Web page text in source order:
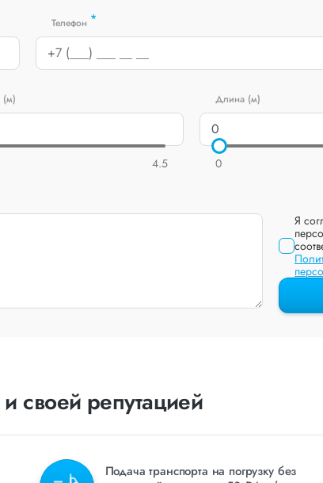
Телефон *
(м)
4.5
Длина (м)
0
Я
репутацией
Подача транспорта на погрузку без